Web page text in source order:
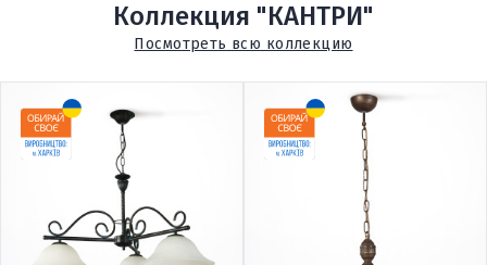
Коллекция "КАНТРИ"
Посмотреть всю коллекцию